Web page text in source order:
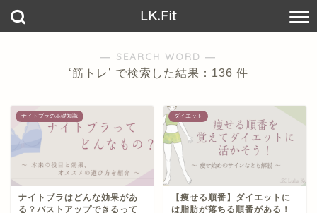
LK.Fit
― SEARCH WORD ―
‘筋トレ’ で検索した結果：136 件
ナイトブラの基礎知識
ナイトブラはどんな効果があ
る？バストアップできるって
ダイエット
【痩せる順番】ダイエットに
は脂肪が落ちる順番がある！